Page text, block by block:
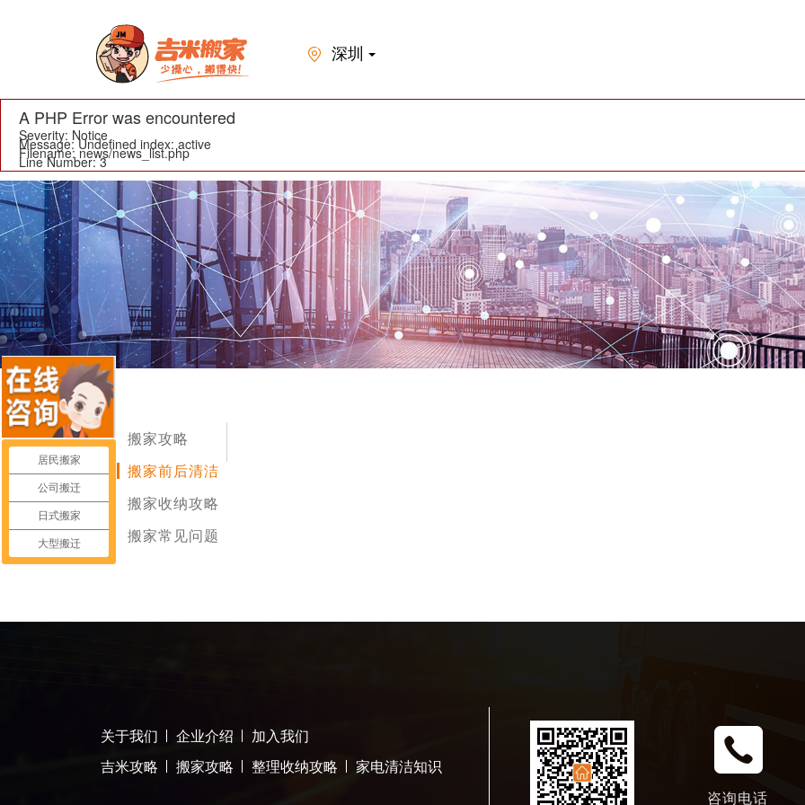
深圳
A PHP Error was encountered
Severity: Notice
Message: Undefined index: active
Filename: news/news_list.php
Line Number: 3
搬家攻略
搬家前后清洁
搬家收纳攻略
搬家常见问题
关于我们 企业介绍
加入我们
吉米攻略
搬家攻略 整理收纳攻略 家电清洁知识
咨询电话
居民搬家
公司搬迁
日式搬家
大型搬迁